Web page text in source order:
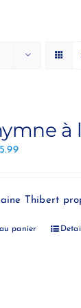
à
Thibert
panier